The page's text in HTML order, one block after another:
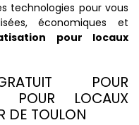
technologies pour vous
économiques et
pour locaux
POUR
POUR LOCAUX
DE TOULON